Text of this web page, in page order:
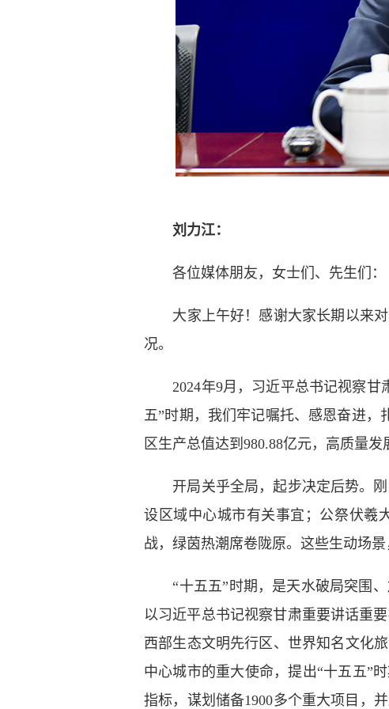
刘力江：
各位媒体朋友，女士们、先生们：
大家上午好！感谢大家长期以来对
况。
2024年9月，习近平总书记视察甘
五”时期，我们牢记嘱托、感恩奋进，
区生产总值达到980.88亿元，高质量
开局关乎全局，起步决定后势。刚
设区域中心城市有关事宜；公祭伏羲
战，绿茵热潮席卷陇原。这些生动场
“十五五”时期，是天水破局突围、
以习近平总书记视察甘肃重要讲话重
西部生态文明先行区、世界知名文化
中心城市的重大使命，提出“十五五”
指标，谋划储备1900多个重大项目，